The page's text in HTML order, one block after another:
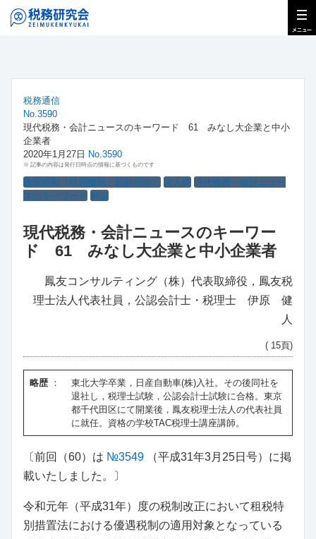
税務通信
No.3590
現代税務・会計ニュースのキーワード 61 みなし大企業と中小
企業者
2020年1月27日 No.3590
※ 記事の内容は発行日時点の情報に基づくものです
政策税制（特別償却・税額控除） 法人税 現代税務・会計ニュー
スのキーワード 解説
現代税務・会計ニュースのキーワー
ド 61 みなし大企業と中小企業者
鳳友コンサルティング（株）代表取締役，鳳友税
理士法人代表社員，公認会計士・税理士 伊原 健
人
( 15頁)
略歴 ：
東北大学卒業，日産自動車(株)入社。その後同社を
退社し，税理士試験，公認会計士試験に合格。東京
都千代田区にて開業後，鳳友税理士法人の代表社員
に就任。資格の学校TAC税理士講座講師。
〔前回（60）は №3549 （平成31年3月25日号）に掲
載いたしました。〕
令和元年（平成31年）度の税制改正において租税特
別措置法における優遇税制の適用対象となっている